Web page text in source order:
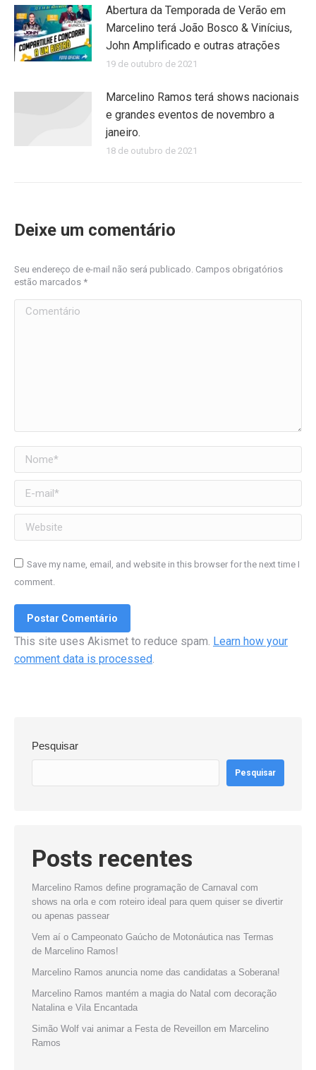
Abertura da Temporada de Verão em
Marcelino terá João Bosco & Vinícius,
John Amplificado e outras atrações
19 de outubro de 2021
Marcelino Ramos terá shows nacionais
e grandes eventos de novembro a
janeiro.
18 de outubro de 2021
Deixe um comentário
Seu endereço de e-mail não será publicado. Campos obrigatórios
estão marcados *
Comentário
Nome *
E-mail *
Website
Save my name, email, and website in this browser for the next time I
comment.
Postar Comentário
This site uses Akismet to reduce spam. Learn how your
comment data is processed.
Pesquisar
Pesquisar
Posts recentes
Marcelino Ramos define programação de Carnaval com
shows na orla e com roteiro ideal para quem quiser se divertir
ou apenas passear
Vem aí o Campeonato Gaúcho de Motonáutica nas Termas
de Marcelino Ramos!
Marcelino Ramos anuncia nome das candidatas a Soberana!
Marcelino Ramos mantém a magia do Natal com decoração
Natalina e Vila Encantada
Simão Wolf vai animar a Festa de Reveillon em Marcelino
Ramos